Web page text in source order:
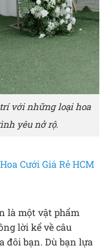
với những loại hoa
yêu nở rộ.
Cưới Giá Rẻ HCM
là một vật phẩm
lời kể về câu
đôi bạn. Dù bạn lựa